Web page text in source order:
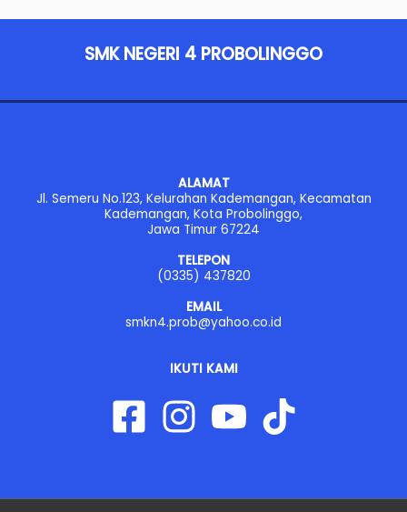
SMK NEGERI 4 PROBOLINGGO
ALAMAT
Jl. Semeru No.123, Kelurahan Kademangan, Kecamatan
Kademangan, Kota Probolinggo,
Jawa Timur 67224
TELEPON
(0335) 437820
EMAIL
smkn4.prob@yahoo.co.id
IKUTI KAMI